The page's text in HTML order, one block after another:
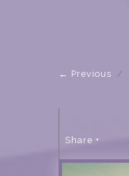
Previous /
Share